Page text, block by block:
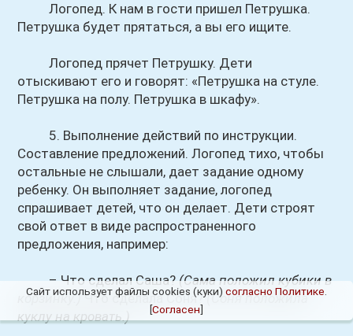
Логопед. К нам в гости пришел Петрушка.
Петрушка будет прятаться, а вы его ищите.
Логопед прячет Петрушку. Дети
отыскивают его и говорят: «Петрушка на стуле.
Петрушка на полу. Петрушка в шкафу».
5. Выполнение действий по инструкции.
Составление предложений. Логопед тихо, чтобы
остальные не слышали, дает задание одному
ребенку. Он выполняет задание, логопед
спрашивает детей, что он делает. Дети строят
свой ответ в виде распространенного
предложения, например:
– Что сделал Саша? (Сама положил кубики в
корзинку.)Что сделала Соня?(Соня положила
куклу на кровать.)
Сайт использует файлы cookies (куки) согласно Политике
[Согласен]